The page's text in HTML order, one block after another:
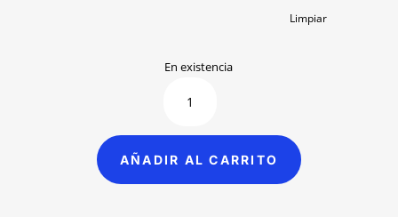
Limpiar
En existencia
AÑADIR AL CARRITO